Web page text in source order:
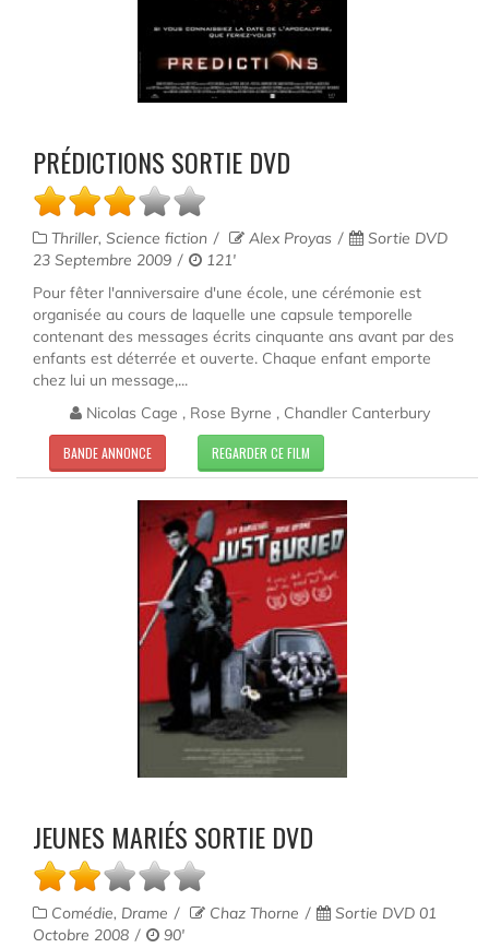
PRÉDICTIONS SORTIE DVD
Thriller, Science fiction Alex Proyas
Sortie DVD
23 Septembre 2009
121'
Pour fêter l'anniversaire d'une école, une cérémonie est
organisée au cours de laquelle une capsule temporelle
contenant des messages écrits cinquante ans avant par des
enfants est déterrée et ouverte. Chaque enfant emporte
chez lui un message,...
Nicolas Cage , Rose Byrne , Chandler Canterbury
BANDE ANNONCE REGARDER CE FILM
JEUNES MARIÉS SORTIE DVD
Comédie, Drame Chaz Thorne
Sortie DVD 01
Octobre 2008
90'